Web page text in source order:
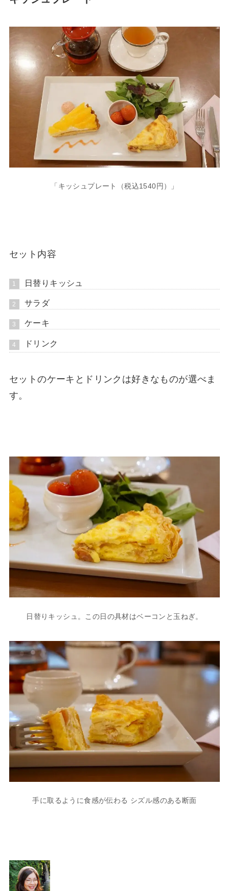
「キッシュプレート（税込1540円）」
セット内容
日替りキッシュ
サラダ
ケーキ
ドリンク
セットのケーキとドリンクは好きなものが選べま
す。
日替りキッシュ。この日の具材はベーコンと玉ねぎ。
手に取るように食感が伝わる シズル感のある断面